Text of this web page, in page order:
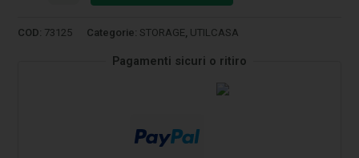
COD: 73125 Categorie: STORAGE UTILCASA
Pagamenti sicuri o ritiro